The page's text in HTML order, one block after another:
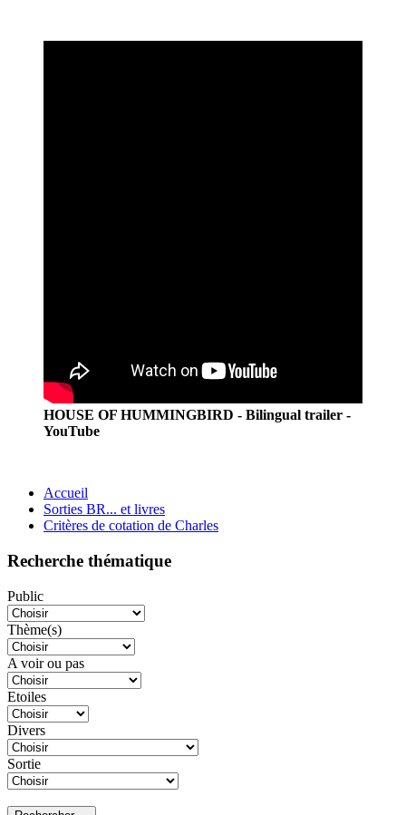
HOUSE OF HUMMINGBIRD - Bilingual trailer -
YouTube
Accueil
Sorties BR... et livres
Critères de cotation de Charles
Recherche thématique
Public
Thème(s)
A voir ou pas
Etoiles
Divers
Sortie